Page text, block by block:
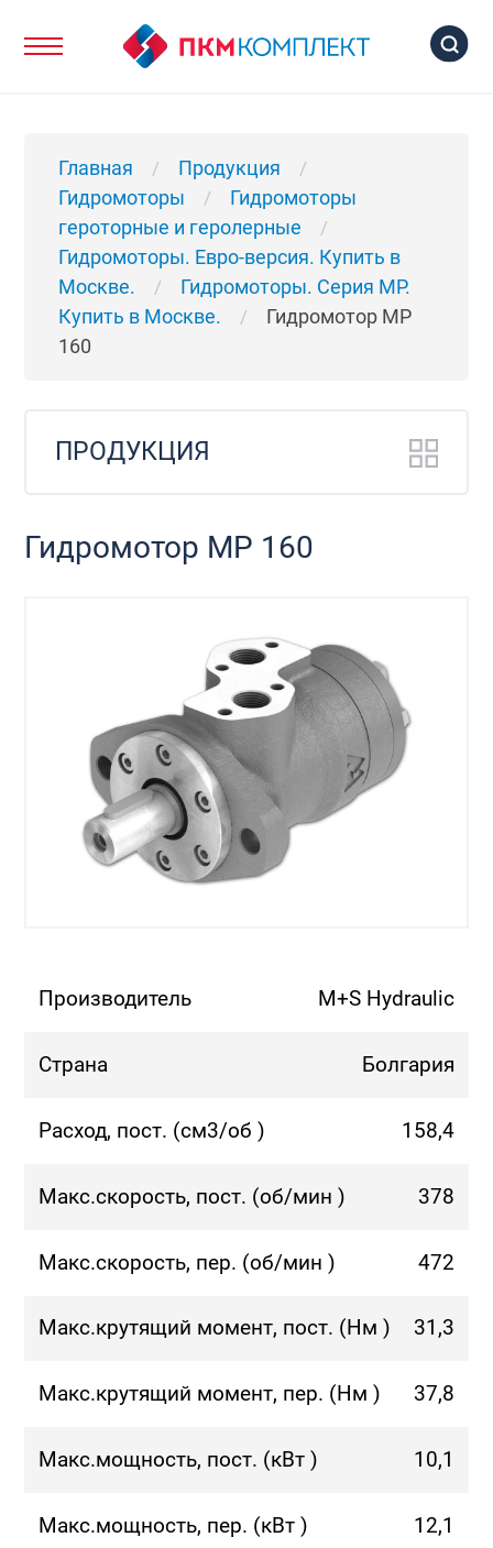
Главная / Продукция /
Гидромоторы /
Гидромоторы
героторные и геролерные
/
Гидромоторы. Евро-версия. Купить в
Москве.
/
Гидромоторы. Серия MP.
Купить в Москве.
/
Гидромотор MP
160
ПРОДУКЦИЯ
Гидромотор MP 160
Производитель M+S Hydraulic
Страна Болгария
Расход, пост. (см3/об ) 158,4
Макс.скорость, пост. (об/мин ) 378
Макс.скорость, пер. (об/мин ) 472
Макс.крутящий момент, пост. (Нм ) 31,3
Макс.крутящий момент, пер. (Нм ) 37,8
Макс.мощность, пост. (кВт ) 10,1
Макс.мощность, пер. (кВт ) 12,1